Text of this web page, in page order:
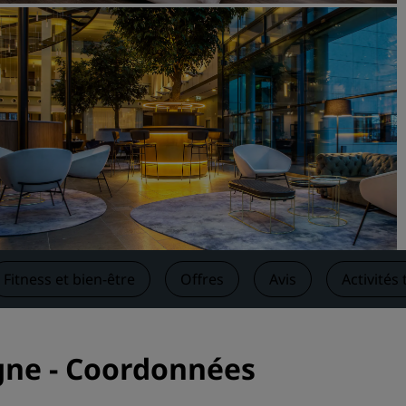
Demander un devis
Pour les événements
Solutions d’entreprise
Rechercher des vols
Rechercher des vols
Restaurants
Rechercher un restaurant
Services numériques
Fitness et bien-être Offres Avis Activités
- Coordonnées